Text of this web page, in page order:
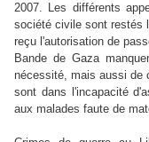
2007. Les différents
société civile sont restés
reçu l'autorisation de
Bande de Gaza
nécessité, mais aussi de
sont dans l'incapacité
aux malades faute de